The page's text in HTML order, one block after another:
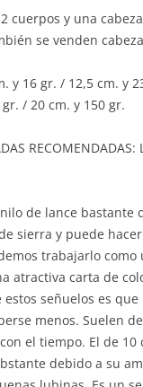
2 cuerpos y una
se venden
y 16 gr. / 12,5 cm. y
/ 20 cm. y 150 gr.
de lance
sierra y puede
trabajarlo
atractiva carta de
estos señuelos es
menos. Suelen
el tiempo. El de
debido a su